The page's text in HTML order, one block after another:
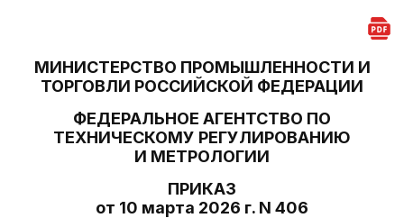
МИНИСТЕРСТВО ПРОМЫШЛЕННОСТИ И
ТОРГОВЛИ РОССИЙСКОЙ ФЕДЕРАЦИИ
ФЕДЕРАЛЬНОЕ АГЕНТСТВО ПО
ТЕХНИЧЕСКОМУ РЕГУЛИРОВАНИЮ
И МЕТРОЛОГИИ
ПРИКАЗ
от 10 марта 2026 г. N 406